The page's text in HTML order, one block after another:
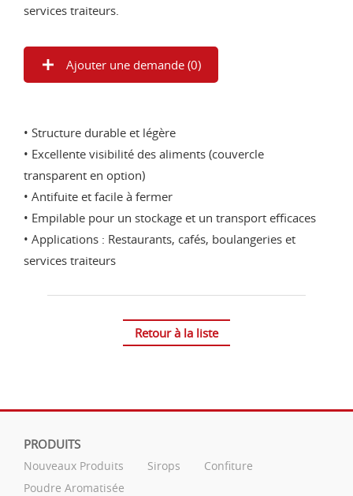
services traiteurs.
Ajouter une demande (0)
• Structure durable et légère
• Excellente visibilité des aliments (couvercle
transparent en option)
• Antifuite et facile à fermer
• Empilable pour un stockage et un transport efficaces
• Applications : Restaurants, cafés, boulangeries et
services traiteurs
Retour à la liste
PRODUITS
Nouveaux Produits Sirops
Confiture
Poudre Aromatisée